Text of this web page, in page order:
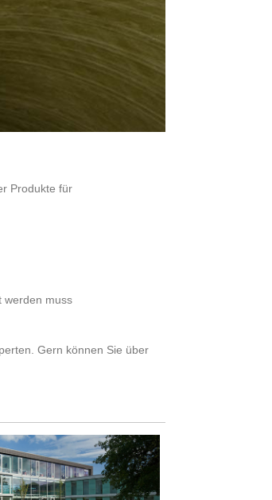
Produkte für
werden muss
Gern können Sie über